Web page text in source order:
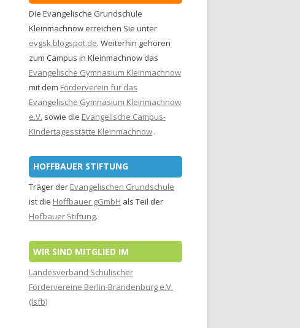
Die Evangelische Grundschule
Kleinmachnow erreichen Sie unter
evgsk.blogspot.de. Weiterhin gehören
zum Campus in Kleinmachnow das
Evangelische Gymnasium Kleinmachnow
mit dem Förderverein für das
Evangelische Gymnasium Kleinmachnow
e.V. sowie die Evangelische Campus-
Kindertagesstätte Kleinmachnow .
HOFFBAUER STIFTUNG
Träger der Evangelischen Grundschule
ist die Hoffbauer gGmbH als Teil der
Hofbauer Stiftung.
WIR SIND MITGLIED IM
Landesverband Schulischer
Fördervereine Berlin-Brandenburg e.V.
(lsfb)